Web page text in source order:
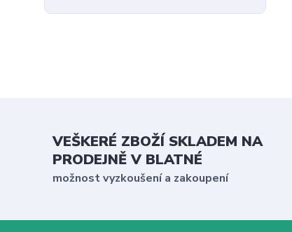
VEŠKERÉ ZBOŽÍ SKLADEM NA
PRODEJNĚ V BLATNÉ
možnost vyzkoušení a zakoupení